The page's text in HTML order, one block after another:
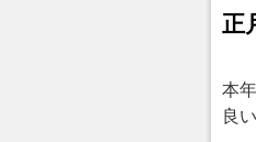
正
本
良